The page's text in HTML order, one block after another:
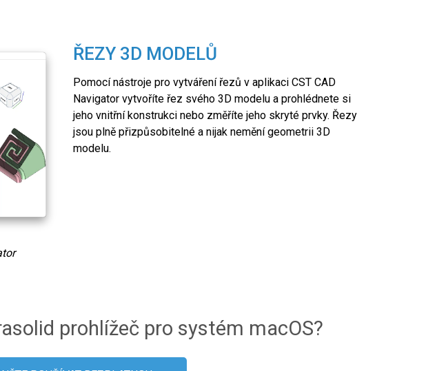
ŘEZY 3D MODELŮ
Pomocí nástroje pro vytváření řezů v aplikaci CST CAD
Navigator vytvoříte řez svého 3D modelu a prohlédnete si
jeho vnitřní konstrukci nebo změříte jeho skryté prvky. Řezy
jsou plně přizpůsobitelné a nijak nemění geometrii 3D
modelu.
prohlížeč pro systém macOS?